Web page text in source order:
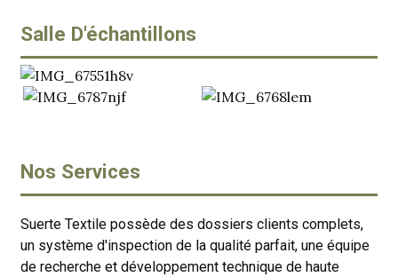
Salle D'échantillons
Nos Services
Suerte Textile possède des dossiers clients complets,
un système d'inspection de la qualité parfait, une équipe
de recherche et développement technique de haute